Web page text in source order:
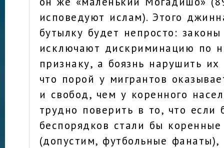
исповедуют ислам). Этого
бутылку будет непросто:
исключают дискриминацию по
признаку, а боязнь нарушить
что порой у мигрантов
и свобод, чем у коренного
трудно поверить в то, что
беспорядков стали бы
(допустим, футбольные